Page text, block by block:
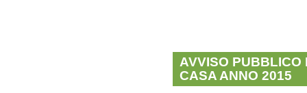
AVVISO PUBBLICO
CASA ANNO 2015